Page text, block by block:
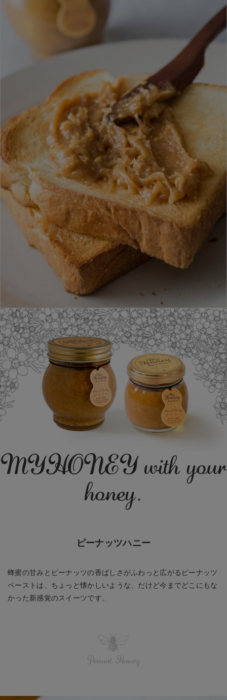
MYHONEY with your
honey.
ピーナッツハニー
蜂蜜の甘みとピーナッツの香ばしさがふわっと広がるピーナッツ
ペーストは、ちょっと懐かしいような、だけど今までどこにもな
かった新感覚のスイーツです。
Peanut Honey